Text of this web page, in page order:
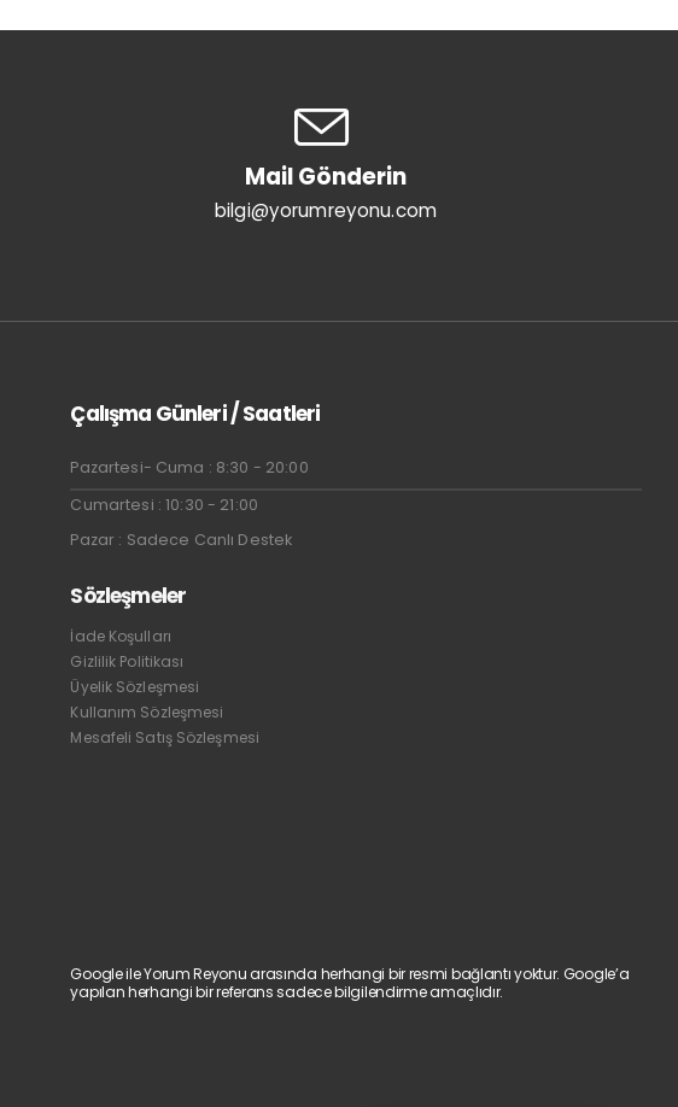
Mail Gönderin
bilgi@yorumreyonu.com
Çalışma Günleri / Saatleri
Pazartesi- Cuma : 8:30 - 20:00
Cumartesi : 10:30 - 21:00
Pazar : Sadece Canlı Destek
Sözleşmeler
İade Koşulları
Gizlilik Politikası
Üyelik Sözleşmesi
Kullanım Sözleşmesi
Mesafeli Satış Sözleşmesi
Google ile Yorum Reyonu arasında herhangi bir resmi bağlantı yoktur. Google’a
yapılan herhangi bir referans sadece bilgilendirme amaçlıdır.